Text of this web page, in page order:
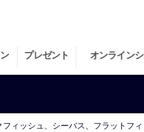
プレゼント オンライン
ィッシュ、シーバス、フラットフィ